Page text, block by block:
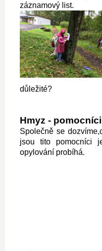
záznamový list.
důležité?
Hmyz -
Společně se
jsou tito pomocníci
opylování probíhá.